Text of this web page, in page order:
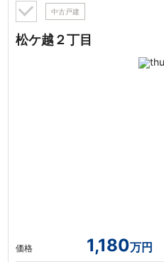
中古戸建
松ケ越２丁目
価格 1,180万円